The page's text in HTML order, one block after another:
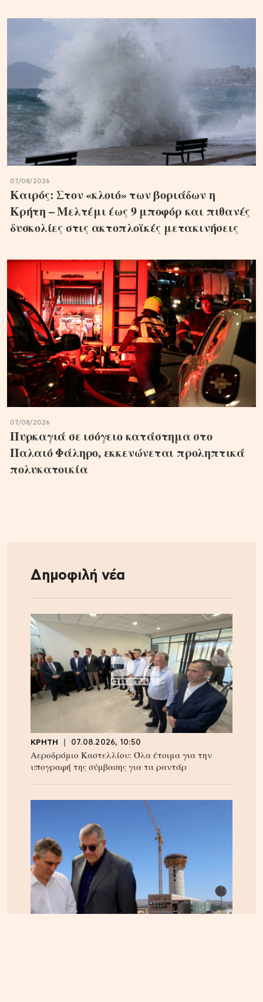
07/08/2026
Καιρός: Στον «κλοιό» των βοριάδων η
Κρήτη – Μελτέμι έως 9 μποφόρ και πιθανές
δυσκολίες στις ακτοπλοϊκές μετακινήσεις
07/08/2026
Πυρκαγιά σε ισόγειο κατάστημα στο
Παλαιό Φάληρο, εκκενώνεται προληπτικά
πολυκατοικία
Δημοφιλή νέα
ΚΡΗΤΗ 07.08.2026, 10:50
Αεροδρόμιο Καστελλίου: Όλα έτοιμα για την
υπογραφή της σύμβασης για τα ραντάρ